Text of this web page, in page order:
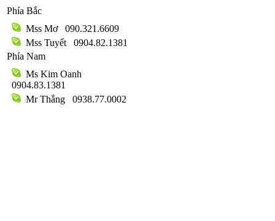
Phía Bắc
Mss Mơ
090.321.6609
Mss Tuyết
0904.82.1381
Phía Nam
Ms Kim Oanh
0904.83.1381
Mr Thắng
0938.77.0002